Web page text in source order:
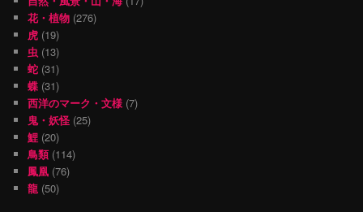
花・植物 (276)
虎 (19)
虫 (13)
蛇 (31)
蝶 (31)
西洋のマーク・文様 (7)
鬼・妖怪 (25)
鯉 (20)
鳥類(114)
鳳凰 (76)
龍 (50)